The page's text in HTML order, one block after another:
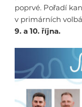
poprvé. Pořadí
v primárních
9. a 10. října.